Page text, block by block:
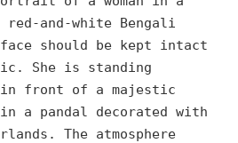
and-white Bengali
should be kept intact
She is standing
front of a majestic
a pandal decorated with
The atmosphere